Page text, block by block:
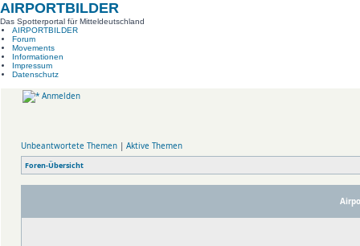
AIRPORTBILDER
Das Spotterportal für Mitteldeutschland
AIRPORTBILDER
Forum
Movements
Informationen
Impressum
Datenschutz
Anmelden
Unbeantwortete Themen | Aktive Themen
Foren-Übersicht